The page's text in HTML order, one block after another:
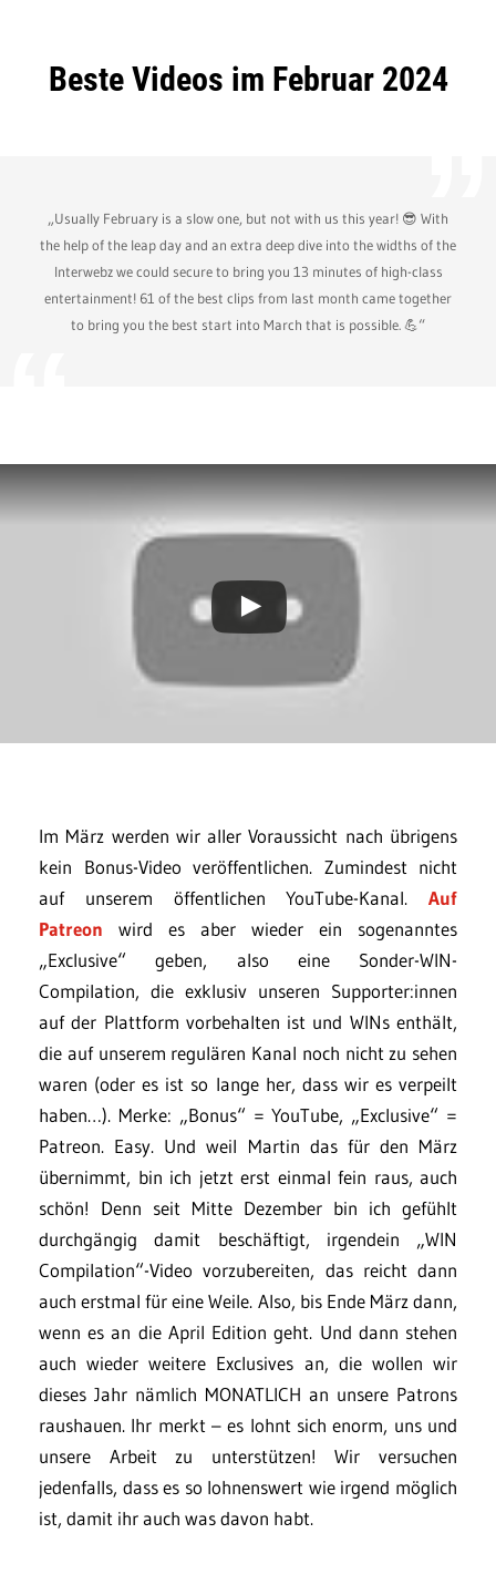
Beste Videos im Februar 2024
„Usually February is a slow one, but not with us this year! 😎 With
the help of the leap day and an extra deep dive into the widths of the
Interwebz we could secure to bring you 13 minutes of high-class
entertainment! 61 of the best clips from last month came together
to bring you the best start into March that is possible. 💪“
Im März werden wir aller Voraussicht nach übrigens
kein Bonus-Video veröffentlichen. Zumindest nicht
auf unserem öffentlichen YouTube-Kanal. Auf
Patreon wird es aber wieder ein sogenanntes
„Exclusive“ geben, also eine Sonder-WIN-
Compilation, die exklusiv unseren Supporter:innen
auf der Plattform vorbehalten ist und WINs enthält,
die auf unserem regulären Kanal noch nicht zu sehen
waren (oder es ist so lange her, dass wir es verpeilt
haben…). Merke: „Bonus“ = YouTube, „Exclusive“ =
Patreon. Easy. Und weil Martin das für den März
übernimmt, bin ich jetzt erst einmal fein raus, auch
schön! Denn seit Mitte Dezember bin ich gefühlt
durchgängig damit beschäftigt, irgendein „WIN
Compilation“-Video vorzubereiten, das reicht dann
auch erstmal für eine Weile. Also, bis Ende März dann,
wenn es an die April Edition geht. Und dann stehen
auch wieder weitere Exclusives an, die wollen wir
dieses Jahr nämlich MONATLICH an unsere Patrons
raushauen. Ihr merkt – es lohnt sich enorm, uns und
unsere Arbeit zu unterstützen! Wir versuchen
jedenfalls, dass es so lohnenswert wie irgend möglich
ist, damit ihr auch was davon habt.